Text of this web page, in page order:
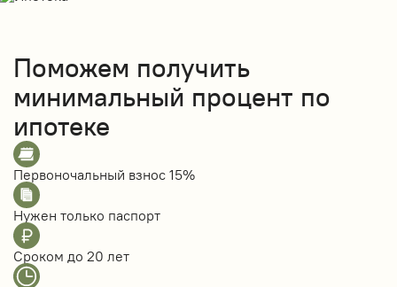
Поможем получить
минимальный процент по
ипотеке
Первоночальный взнос 15%
Нужен только паспорт
Сроком до 20 лет